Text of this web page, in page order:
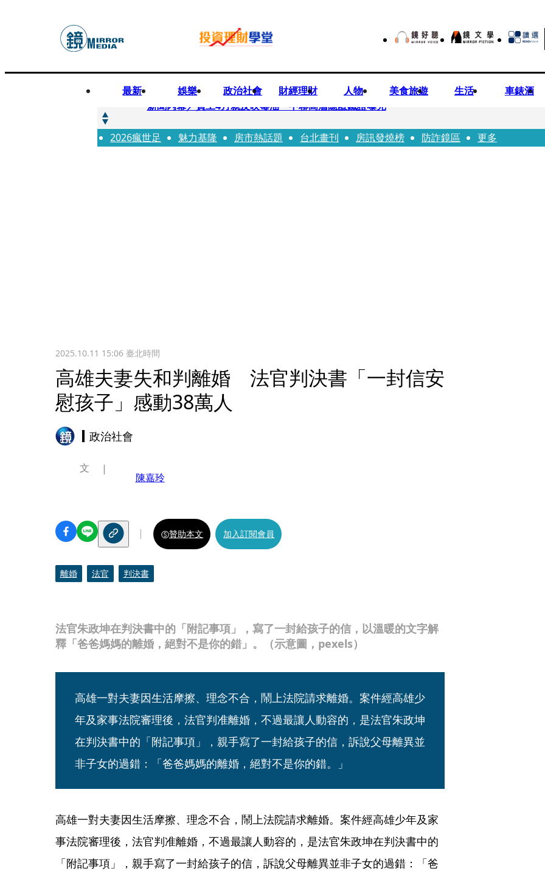
最新 娛樂 政治社會 財經理財 人物 美食旅遊 生活 車錶酒
快訊
新聞內幕／員工4月就反映毒油 中聯高層隱匿鐵證曝光
快訊
最年輕原民校長光環蒙塵 高市議員范織欽涉貪交保
2026瘋世足 魅力基隆 房市熱話題 台北畫刊 房訊發燒榜 防詐鏡區 更多
2025.10.11 15:06臺北時間
高雄夫妻失和判離婚 法官判決書「一封信安
慰孩子」感動38萬人
政治社會
法官朱政坤在判決書中的「附記事項」，寫了一封給孩子的信，以溫暖的文字解
釋「爸爸媽媽的離婚，絕對不是你的錯」。（示意圖，pexels）
文
陳嘉玲
贊助本文 加入訂閱會員
離婚 法官 判決書
高雄一對夫妻因生活摩擦、理念不合，鬧上法院請求離婚。案件經高雄少
年及家事法院審理後，法官判准離婚，不過最讓人動容的，是法官朱政坤
在判決書中的「附記事項」，親手寫了一封給孩子的信，訴說父母離異並
非子女的過錯：「爸爸媽媽的離婚，絕對不是你的錯。」
高雄一對夫妻因生活摩擦、理念不合，鬧上法院請求離婚。案件經高雄少年及家
事法院審理後，法官判准離婚，不過最讓人動容的，是法官朱政坤在判決書中的
「附記事項」，親手寫了一封給孩子的信，訴說父母離異並非子女的過錯：「爸